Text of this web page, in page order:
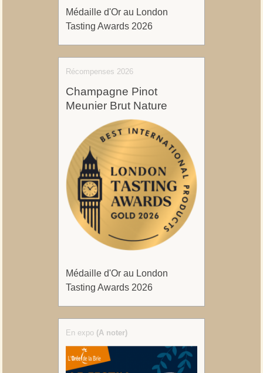
Médaille d'Or au London
Tasting Awards 2026
Récompenses 2026
Champagne Pinot
Meunier Brut Nature
Médaille d'Or au London
Tasting Awards 2026
En expo (A noter)